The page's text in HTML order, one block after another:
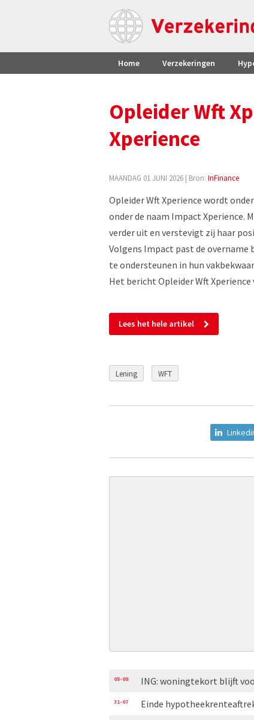
Home Verzekeringen
Opleider Wft
Xperience
MAANDAG 01 JUNI 2026 | Bron: InFinance
Opleider Wft Xperience wordt
onder de naam Impact Xperience.
verder uit en verstevigt zij haar
Volgens Impact past de
te ondersteunen in hun
Het bericht Opleider Wft
Lees het hele artikel
Lening WFT
05-08 ING: woningtekort blijft
31-07 Einde